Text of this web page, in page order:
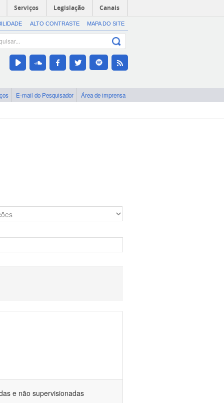
Serviços Legislação Canais
ALTO CONTRASTE MAPA DO SITE
E-mail do Pesquisador Área de imprensa
e não supervisionadas